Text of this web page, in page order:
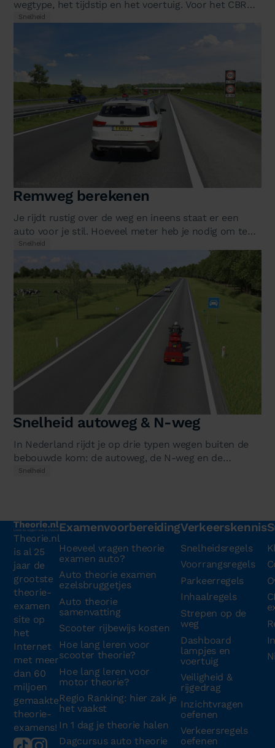
wegtype, het tijdstip en het voertuig. Voor het CBR
theorie-examen moet je alle…
Snelheid
Remweg berekenen
Je rijdt rustig over de weg en ineens staat er een
auto voor je stil. Hoeveel meter heb je nodig om te
stoppen? Dat hangt af van…
Snelheid
Snelheid autoweg & N-weg
In Nederland rijdt je op drie typen wegen buiten de
bebouwde kom: de autoweg, de N-weg en de
autosnelweg. Ze lijken soms op…
Snelheid
Theorie.nl
is al 25
jaar de
grootste
theorie-
examen
site op
het
Internet
met meer
dan 60
miljoen
gemaakte
theorie-
examens!
Examenvoorbereiding
Hoeveel vragen theorie
examen auto?
Auto theorie examen
ezelsbruggetjes
Auto theorie
samenvatting
Scooter rijbewijs kosten
Hoe lang leren voor
scooter theorie?
Hoe lang leren voor
motor theorie?
Regio Ranking: hier zak je
het vaakst
In 1 dag je theorie halen
Dagcursus auto theorie
Verkeerskennis
Snelheidsregels
Voorrangsregels
Parkeerregels
Inhaalregels
Strepen op de
weg
Dashboard
lampjes en
voertuig
Veiligheid &
rijgedrag
Inzichtvragen
oefenen
Verkeersregels
oefenen